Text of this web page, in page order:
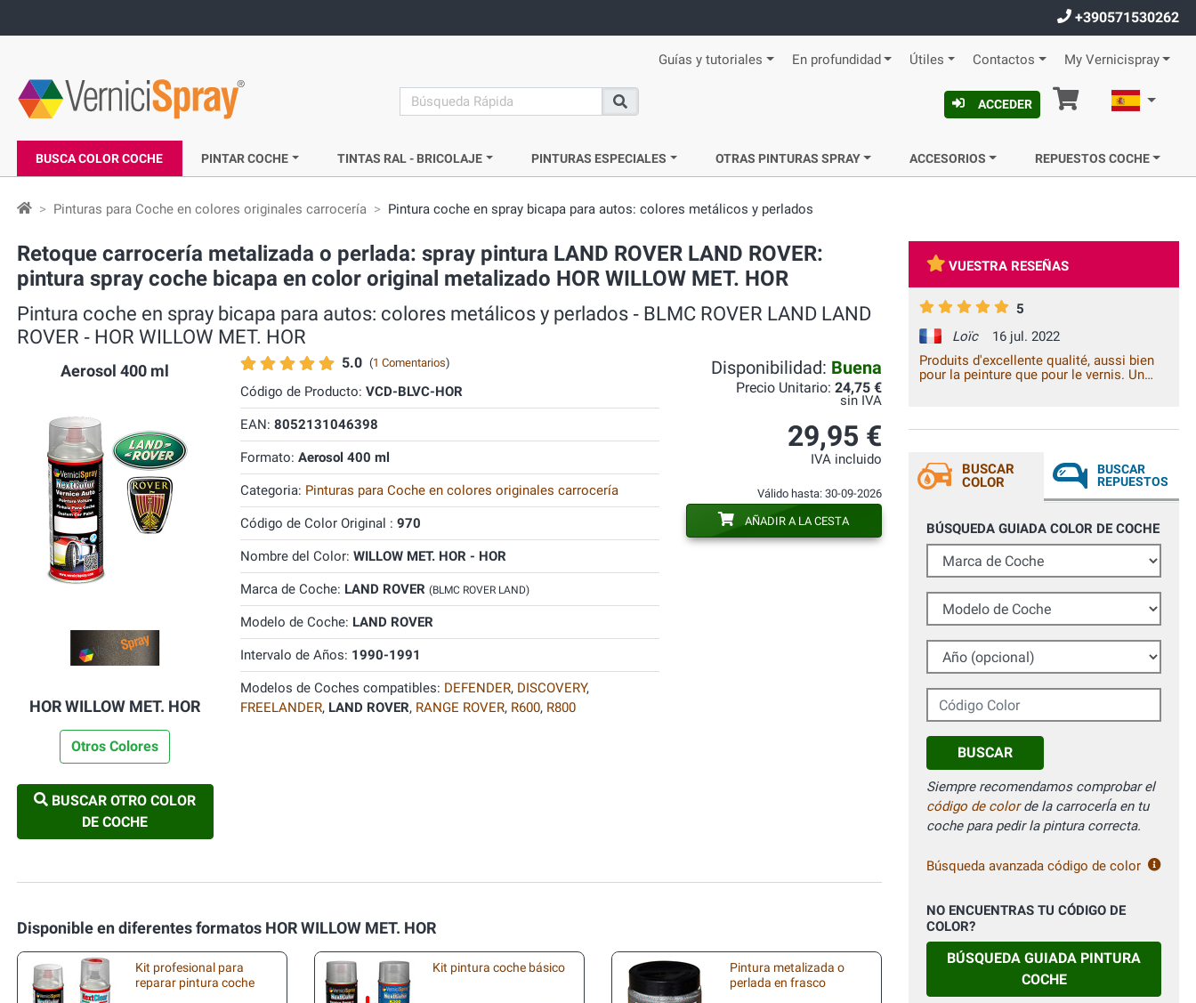
+390571530262
Guías y tutoriales En profundidad Útiles Contactos My Vernicispray
search
Buscar
ACCEDER Cesta Español
BUSCA COLOR COCHE PINTAR COCHE TINTAS RAL - BRICOLAJE PINTURAS ESPECIALES OTRAS PINTURAS SPRAY ACCESORIOS REPUESTOS COCHE
Pinturas para Coche en colores originales carrocería Pintura coche en spray bicapa para autos: colores metálicos y perlados
Retoque carrocería metalizada o perlada: spray pintura LAND ROVER LAND ROVER:
pintura spray coche bicapa en color original metalizado HOR WILLOW MET. HOR
Pintura coche en spray bicapa para autos: colores metálicos y perlados ‐ BLMC ROVER LAND LAND
ROVER ‐ HOR WILLOW MET. HOR
Aerosol 400 ml
HOR WILLOW MET. HOR
Otros Colores
BUSCAR OTRO COLOR
DE COCHE
5.0 (1 Comentarios)
Código de Producto: VCD-BLVC-HOR
EAN: 8052131046398
Formato: Aerosol 400 ml
Categoria: Pinturas para Coche en colores originales carrocería
Código de Color Original : 970
Nombre del Color: WILLOW MET. HOR - HOR
Marca de Coche: LAND ROVER (BLMC ROVER LAND)
Modelo de Coche: LAND ROVER
Intervalo de Años: 1990-1991
Modelos de Coches compatibles: DEFENDER, DISCOVERY,
FREELANDER, LAND ROVER, RANGE ROVER, R600, R800
Disponibilidad: Buena
Precio Unitario: 24,75 €
sin IVA
29,95 €
IVA incluido
Válido hasta: 30-09-2026
AÑADIR A LA CESTA
Disponible en diferentes formatos HOR WILLOW MET. HOR
Kit profesional para
reparar pintura coche
Kit pintura coche básico
Pintura metalizada o
perlada en frasco
VUESTRA RESEÑAS
5
Loïc
16 jul. 2022
Produits d'excellente qualité, aussi bien
pour la peinture que pour le vernis. Un
BUSCAR
COLOR
BUSCAR
REPUESTOS
BÚSQUEDA GUIADA COLOR DE COCHE
Marca de Coche
Modelo de Coche
Año (opcional)
Código Color
BUSCAR
Siempre recomendamos comprobar el
código de colorde la carrocerÍa en tu
coche para pedir la pintura correcta.
Búsqueda avanzada código de color
NO ENCUENTRAS TU CÓDIGO DE
COLOR?
BÚSQUEDA GUIADA PINTURA
COCHE